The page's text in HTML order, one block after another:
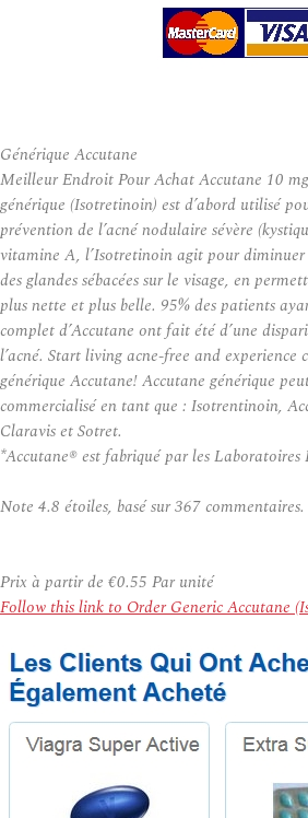
Générique Accutane
Meilleur Endroit Pour Achat Accutane 10
générique (Isotretinoin) est d’abord utilisé
prévention de l’acné nodulaire sévère
vitamine A, l’Isotretinoin agit pour
des glandes sébacées sur le visage, en
plus nette et plus belle. 95% des patients
complet d’Accutane ont fait été d’une
l’acné. Start living acne-free and
générique Accutane! Accutane générique
commercialisé en tant que : Isotrentinoin,
Claravis et Sotret.
*Accutane® est fabriqué par les Laboratoires
Note 4.8 étoiles, basé sur367commentaires.
Prix à partir de €0.55 Par unité
Follow this link to Order Generic Accutane